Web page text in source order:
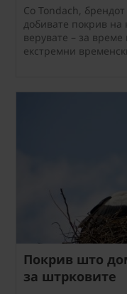
Со Tondach,
добивате покрив на
верувате – за
екстремни
Покрив што
за штрковите